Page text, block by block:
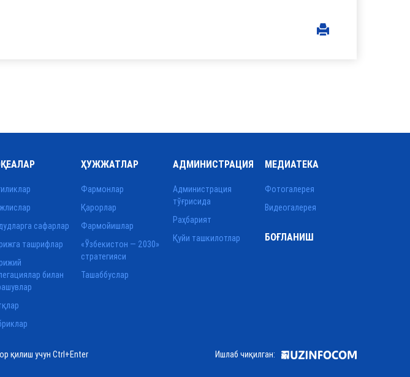
сафарлар
ташрифлар
билан
ҲУЖЖАТЛАР
Фармонлар
Қарорлар
Фармойишлар
«Ўзбекистон — 2030»
стратегияси
Ташаббуслар
АДМИНИСТРАЦИЯ
Администрация
тўғрисида
Раҳбарият
Қуйи ташкилотлар
МЕДИАТЕКА
Фотогалерея
Видеогалерея
БОҒЛАНИШ
қилиш учун Ctrl+Enter
Ишлаб чиқилган: